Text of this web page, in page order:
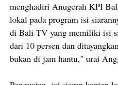
menghadiri Anugerah KPI
lokal pada program isi
di Bali TV yang memiliki isi
dari 10 persen dan
bukan di jam hantu," urai